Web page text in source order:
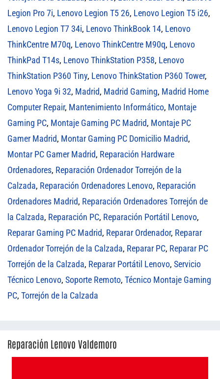
Legion Pro 7i, Lenovo Legion T5 26, Lenovo Legion T5 i26,
Lenovo Legion T7 34i, Lenovo ThinkBook 14, Lenovo
ThinkCentre M70q, Lenovo ThinkCentre M90q, Lenovo
ThinkPad T14s, Lenovo ThinkStation P358, Lenovo
ThinkStation P360 Tiny, Lenovo ThinkStation P360 Tower,
Lenovo Yoga 9i 32, Madrid, Madrid Gaming, Madrid Home
Computer Repair, Mantenimiento Informático, Montaje
Gaming PC, Montaje Gaming PC Madrid, Montaje PC
Gamer Madrid, Montar Gaming PC Domicilio Madrid,
Montar PC Gamer Madrid, Reparación Hardware
Ordenadores, Reparación Ordenador Torrejón de la
Calzada, Reparación Ordenadores Lenovo, Reparación
Ordenadores Madrid, Reparación Ordenadores Torrejón de
la Calzada, Reparación PC, Reparación Portátil Lenovo,
Reparar Gaming PC Madrid, Reparar Ordenador, Reparar
Ordenador Torrejón de la Calzada, Reparar PC, Reparar PC
Torrejón de la Calzada, Reparar Portátil Lenovo, Servicio
Técnico Lenovo, Soporte Remoto, Técnico Montaje Gaming
PC, Torrejón de la Calzada
Reparación Lenovo Valdemoro